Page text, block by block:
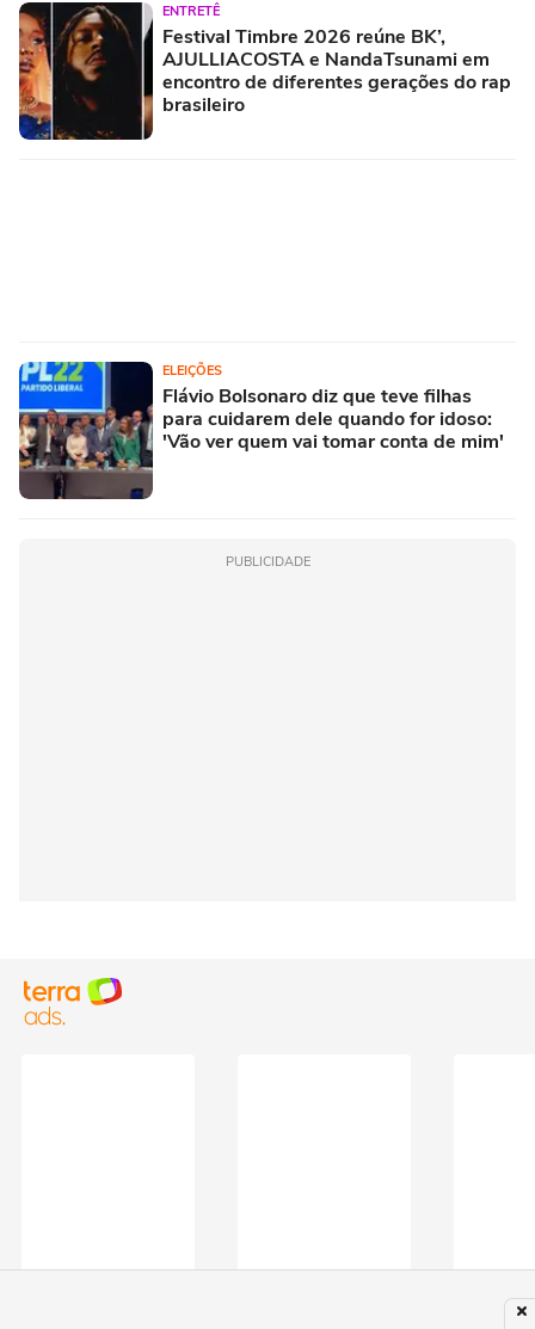
ENTRETÊ
Festival Timbre 2026 reúne BK’,
AJULLIACOSTA e NandaTsunami em
encontro de diferentes gerações do rap
brasileiro
ELEIÇÕES
Flávio Bolsonaro diz que teve filhas
para cuidarem dele quando for idoso:
'Vão ver quem vai tomar conta de mim'
PUBLICIDADE